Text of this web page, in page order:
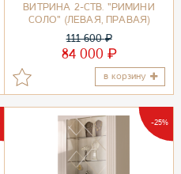
ВИТРИНА 2-СТВ. "РИМИНИ
СОЛО" (ЛЕВАЯ, ПРАВАЯ)
ЧЕРНЫЙ/ЗОЛОТО
111 600₽
84 000 ₽
в корзину
-25%